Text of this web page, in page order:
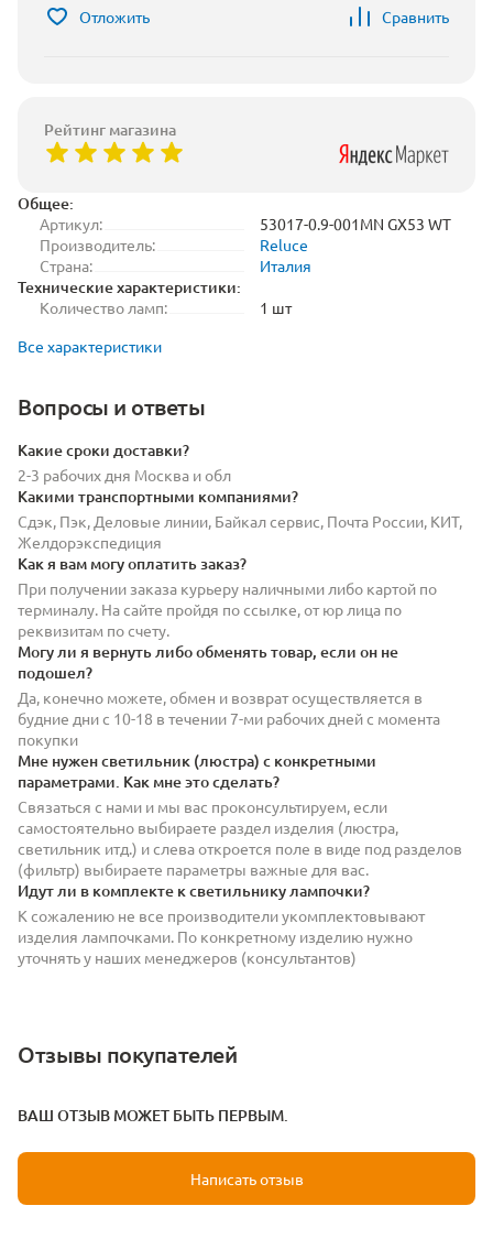
Общее:
Артикул:
53017-0.9-001MN GX53 WT
Производитель:
Reluce
Страна:
Италия
Технические характеристики:
Количество ламп:
1 шт
Все характеристики
Вопросы и ответы
Какие сроки доставки?
2-3 рабочих дня Москва и обл
Какими транспортными компаниями?
Сдэк, Пэк, Деловые линии, Байкал сервис, Почта России, КИТ,
Желдорэкспедиция
Как я вам могу оплатить заказ?
При получении заказа курьеру наличными либо картой по
терминалу. На сайте пройдя по ссылке, от юр лица по
реквизитам по счету.
Могу ли я вернуть либо обменять товар, если он не
подошел?
Да, конечно можете, обмен и возврат осуществляется в
будние дни с 10-18 в течении 7-ми рабочих дней с момента
покупки
Мне нужен светильник (люстра) с конкретными
параметрами. Как мне это сделать?
Связаться с нами и мы вас проконсультируем, если
самостоятельно выбираете раздел изделия (люстра,
светильник итд.) и слева откроется поле в виде под разделов
(фильтр) выбираете параметры важные для вас.
Идут ли в комплекте к светильнику лампочки?
К сожалению не все производители укомплектовывают
изделия лампочками. По конкретному изделию нужно
уточнять у наших менеджеров (консультантов)
Отложить Сравнить
Рейтинг магазина
Отзывы покупателей
ВАШ ОТЗЫВ МОЖЕТ БЫТЬ ПЕРВЫМ.
Написать отзыв